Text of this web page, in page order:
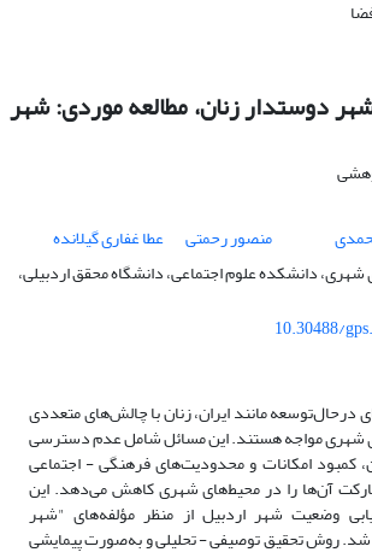
دوستدار زنان، مطالعه موردی: شهر
منصور رحمتی
عطا غفاری گیلانده
شهری، دانشکده علوم اجتماعی، دانشگاه محقق اردبیلی،
10.30488/
درحال‌توسعه مانند ایران، زنان با چالش‌های متعددی
شهری مواجه هستند. این مسائل شامل عدم دسترسی
کمبود امکانات و محدودیت‌های فرهنگی - اجتماعی
آن‌ها را در محیط‌های شهری کاهش می‌دهد. این
وضعیت شهر اردبیل از منظر مؤلفه‌های "شهر
شد. روش تحقیق توصیفی - تحلیلی و به‌صورت پیمایشی